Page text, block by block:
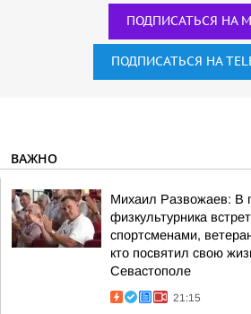
ПОДПИСАТЬСЯ НА
ПОДПИСАТЬСЯ НА
ВАЖНО
Михаил Развожаев: В
физкультурника
спортсменами,
кто посвятил свою
Севастополе
21:15